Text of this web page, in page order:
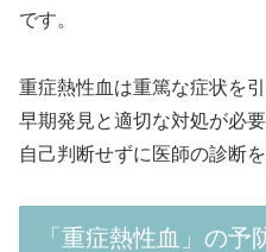
です。
重症熱性血は重篤な症状を
早期発見と適切な対処が必
自己判断せずに医師の診断
「重症熱性血」の予